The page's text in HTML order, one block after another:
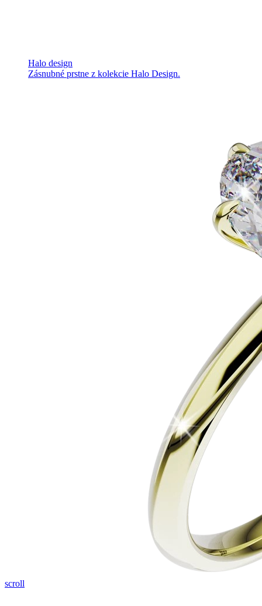
Halo design
Zásnubné prstne z kolekcie Halo Design.
scroll